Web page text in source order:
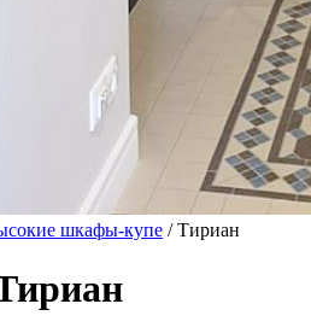
шкафы-купе / Тириан